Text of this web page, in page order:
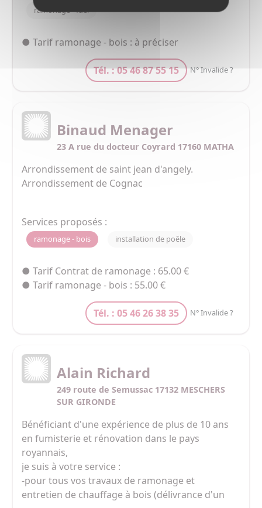
ramonage - fuel
● Tarif ramonage - bois : à préciser
Tél. : 05 46 87 55 15 N° Invalide ?
Binaud Menager
23 A rue du docteur Coyrard 17160 MATHA
Arrondissement de saint jean d'angely.
Arrondissement de Cognac
Services proposés :
installation de poêle
ramonage - bois
● Tarif Contrat de ramonage : 65.00 €
● Tarif ramonage - bois : 55.00 €
Tél. : 05 46 26 38 35 N° Invalide ?
Alain Richard
249 route de Semussac 17132 MESCHERS
SUR GIRONDE
Bénéficiant d'une expérience de plus de 10 ans
en fumisterie et rénovation dans le pays
royannais,
je suis à votre service :
-pour tous vos travaux de ramonage et
entretien de chauffage à bois (délivrance d'un